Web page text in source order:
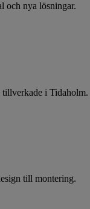
och nya lösningar.
tillverkade i Tidaholm.
till montering.